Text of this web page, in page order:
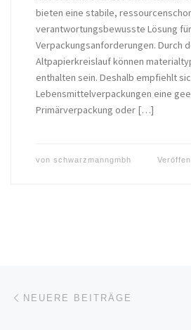
bieten eine stabile,
verantwortungsbewusste Lösung
Verpackungsanforderungen. Durch
Altpapierkreislauf können
enthalten sein. Deshalb empfiehlt
Lebensmittelverpackungen eine
Primärverpackung oder […]
von schwarzmanngmbh
Beitragsnavigation
NEUERE BEITRÄGE